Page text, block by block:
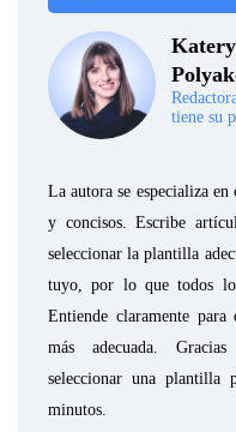
tiene su
La autora se especializa
y concisos. Escribe
seleccionar la plantilla
tuyo, por lo que todos
Entiende claramente
más adecuada.
seleccionar una plantilla
minutos.